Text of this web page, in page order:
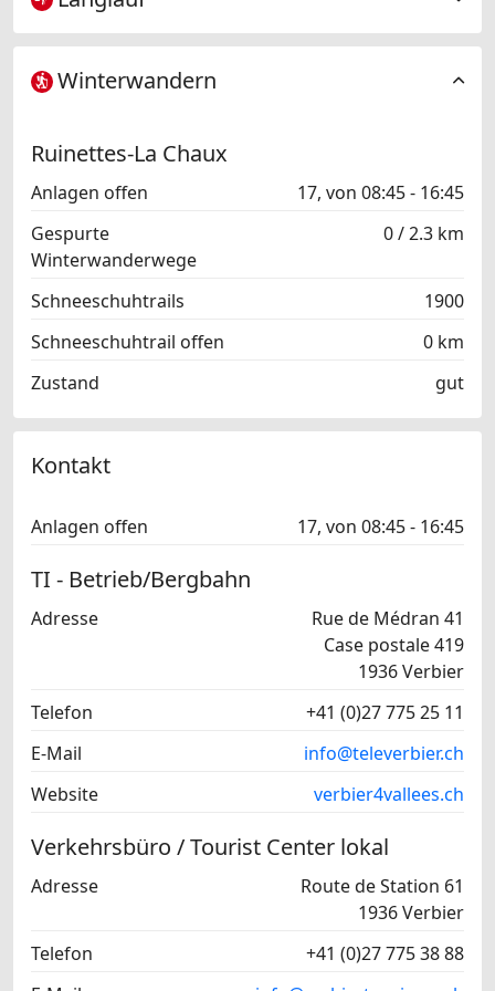
Winterwandern
Ruinettes-La Chaux
Anlagen offen
17, von 08:45 - 16:45
Gespurte
Winterwanderwege
0 / 2.3 km
Schneeschuhtrails
1900
Schneeschuhtrail offen
0 km
Zustand
gut
Kontakt
Anlagen offen 17, von 08:45 - 16:45
TI - Betrieb/Bergbahn
Adresse
Rue de Médran 41
Case postale 419
1936 Verbier
Telefon
+41 (0)27 775 25 11
E-Mail
info@televerbier.ch
Website
verbier4vallees.ch
Verkehrsbüro / Tourist Center lokal
Adresse
Route de Station 61
1936 Verbier
Telefon
+41 (0)27 775 38 88